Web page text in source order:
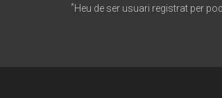
*Heu de ser usuari registrat per